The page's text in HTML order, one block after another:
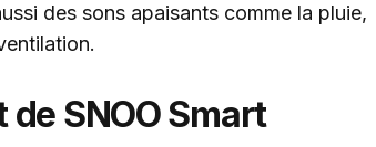
des sons apaisants comme la pluie,
SNOO Smart